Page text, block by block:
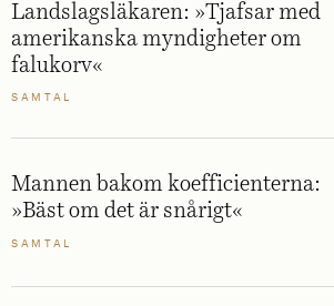
Landslagsläkaren: »Tjafsar med
amerikanska myndigheter om
falukorv«
SAMTAL
Mannen bakom koefficienterna:
»Bäst om det är snårigt«
SAMTAL